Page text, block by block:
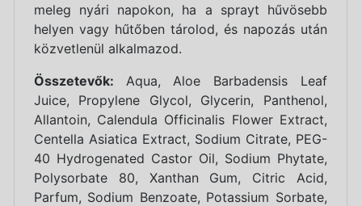
meleg nyári napokon, ha a sprayt hűvösebb
helyen vagy hűtőben tárolod, és napozás után
közvetlenül alkalmazod.
Összetevők:
Aqua, Aloe Barbadensis Leaf
Juice, Propylene Glycol, Glycerin, Panthenol,
Allantoin, Calendula Officinalis Flower Extract,
Centella Asiatica Extract, Sodium Citrate, PEG-
40 Hydrogenated Castor Oil, Sodium Phytate,
Polysorbate 80, Xanthan Gum, Citric Acid,
Parfum, Sodium Benzoate, Potassium Sorbate,